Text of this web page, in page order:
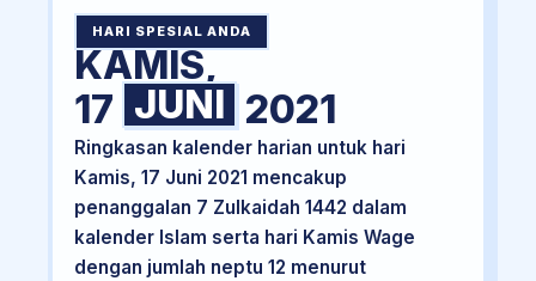
HARI SPESIAL ANDA
KAMIS,
17 JUNI 2021
Ringkasan kalender harian untuk hari
Kamis, 17 Juni 2021 mencakup
penanggalan 7 Zulkaidah 1442 dalam
kalender Islam serta hari Kamis Wage
dengan jumlah neptu 12 menurut